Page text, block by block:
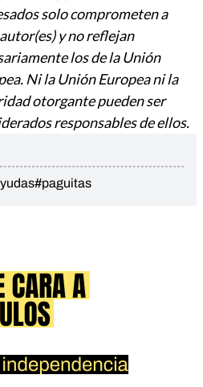
solo comprometen a
y no reflejan
los de la Unión
Ni la Unión Europea ni la
otorgante pueden ser
responsables de ellos.
#paguitas